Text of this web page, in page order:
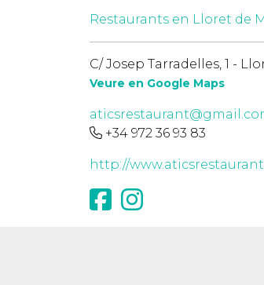
Restaurants en Lloret de
C/ Josep Tarradelles, 1 -
Veure en Google Maps
+34 972 36 93 83
http://